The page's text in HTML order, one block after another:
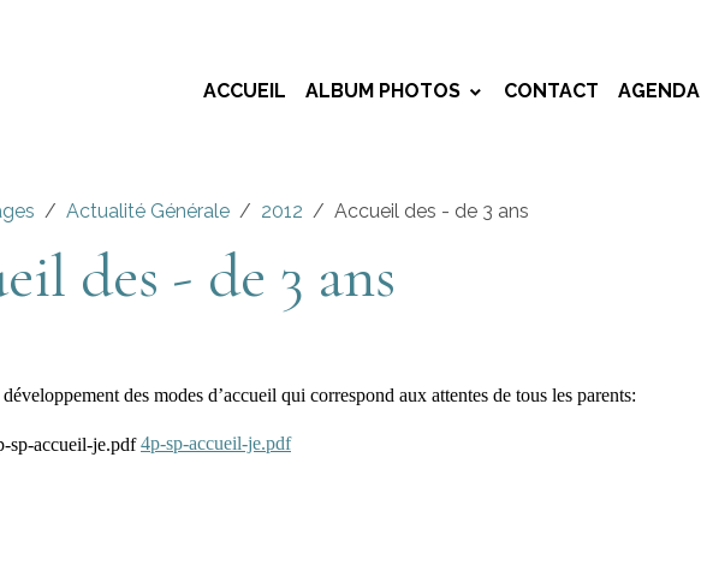
ACCUEIL ALBUM PHOTOS CONTACT AGENDA
Actualité Générale 2012 Accueil des - de 3 ans
des - de 3 ans
des modes d’accueil qui correspond aux attentes de tous les parents:
4p-sp-accueil-je.pdf